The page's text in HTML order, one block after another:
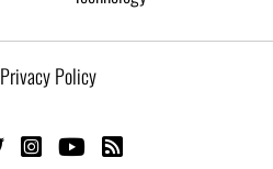
Privacy Policy